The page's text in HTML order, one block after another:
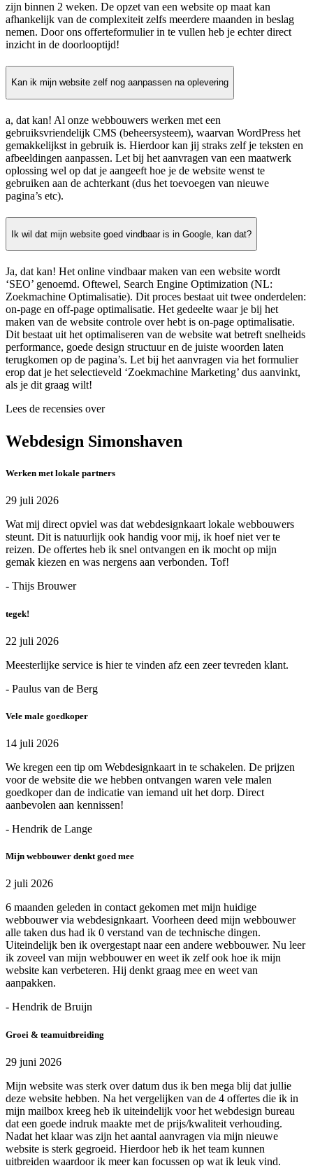
zijn binnen 2 weken. De opzet van een website op maat kan
afhankelijk van de complexiteit zelfs meerdere maanden in beslag
nemen. Door ons offerteformulier in te vullen heb je echter direct
inzicht in de doorlooptijd!
Kan ik mijn website zelf nog aanpassen na oplevering
a, dat kan! Al onze webbouwers werken met een
gebruiksvriendelijk CMS (beheersysteem), waarvan WordPress het
gemakkelijkst in gebruik is. Hierdoor kan jij straks zelf je teksten en
afbeeldingen aanpassen. Let bij het aanvragen van een maatwerk
oplossing wel op dat je aangeeft hoe je de website wenst te
gebruiken aan de achterkant (dus het toevoegen van nieuwe
pagina’s etc).
Ik wil dat mijn website goed vindbaar is in Google, kan dat?
Ja, dat kan! Het online vindbaar maken van een website wordt
‘SEO’ genoemd. Oftewel, Search Engine Optimization (NL:
Zoekmachine Optimalisatie). Dit proces bestaat uit twee onderdelen:
on-page en off-page optimalisatie. Het gedeelte waar je bij het
maken van de website controle over hebt is on-page optimalisatie.
Dit bestaat uit het optimaliseren van de website wat betreft snelheids
performance, goede design structuur en de juiste woorden laten
terugkomen op de pagina’s. Let bij het aanvragen via het formulier
erop dat je het selectieveld ‘Zoekmachine Marketing’ dus aanvinkt,
als je dit graag wilt!
Lees de recensies over
Webdesign Simonshaven
Werken met lokale partners
29 juli 2026
Wat mij direct opviel was dat webdesignkaart lokale webbouwers
steunt. Dit is natuurlijk ook handig voor mij, ik hoef niet ver te
reizen. De offertes heb ik snel ontvangen en ik mocht op mijn
gemak kiezen en was nergens aan verbonden. Tof!
- Thijs Brouwer
tegek!
22 juli 2026
Meesterlijke service is hier te vinden afz een zeer tevreden klant.
- Paulus van de Berg
Vele male goedkoper
14 juli 2026
We kregen een tip om Webdesignkaart in te schakelen. De prijzen
voor de website die we hebben ontvangen waren vele malen
goedkoper dan de indicatie van iemand uit het dorp. Direct
aanbevolen aan kennissen!
- Hendrik de Lange
Mijn webbouwer denkt goed mee
2 juli 2026
6 maanden geleden in contact gekomen met mijn huidige
webbouwer via webdesignkaart. Voorheen deed mijn webbouwer
alle taken dus had ik 0 verstand van de technische dingen.
Uiteindelijk ben ik overgestapt naar een andere webbouwer. Nu leer
ik zoveel van mijn webbouwer en weet ik zelf ook hoe ik mijn
website kan verbeteren. Hij denkt graag mee en weet van
aanpakken.
- Hendrik de Bruijn
Groei & teamuitbreiding
29 juni 2026
Mijn website was sterk over datum dus ik ben mega blij dat jullie
deze website hebben. Na het vergelijken van de 4 offertes die ik in
mijn mailbox kreeg heb ik uiteindelijk voor het webdesign bureau
dat een goede indruk maakte met de prijs/kwaliteit verhouding.
Nadat het klaar was zijn het aantal aanvragen via mijn nieuwe
website is sterk gegroeid. Hierdoor heb ik het team kunnen
uitbreiden waardoor ik meer kan focussen op wat ik leuk vind.